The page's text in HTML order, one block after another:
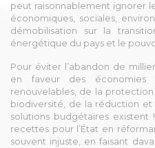
peut raisonnablement ignorer
économiques, sociales,
démobilisation sur la
énergétique du pays et le
Pour éviter l’abandon de
en faveur des économies
renouvelables, de la
biodiversité, de la réduction
solutions budgétaires existent
recettes pour l’État en
souvent injuste, en faisant